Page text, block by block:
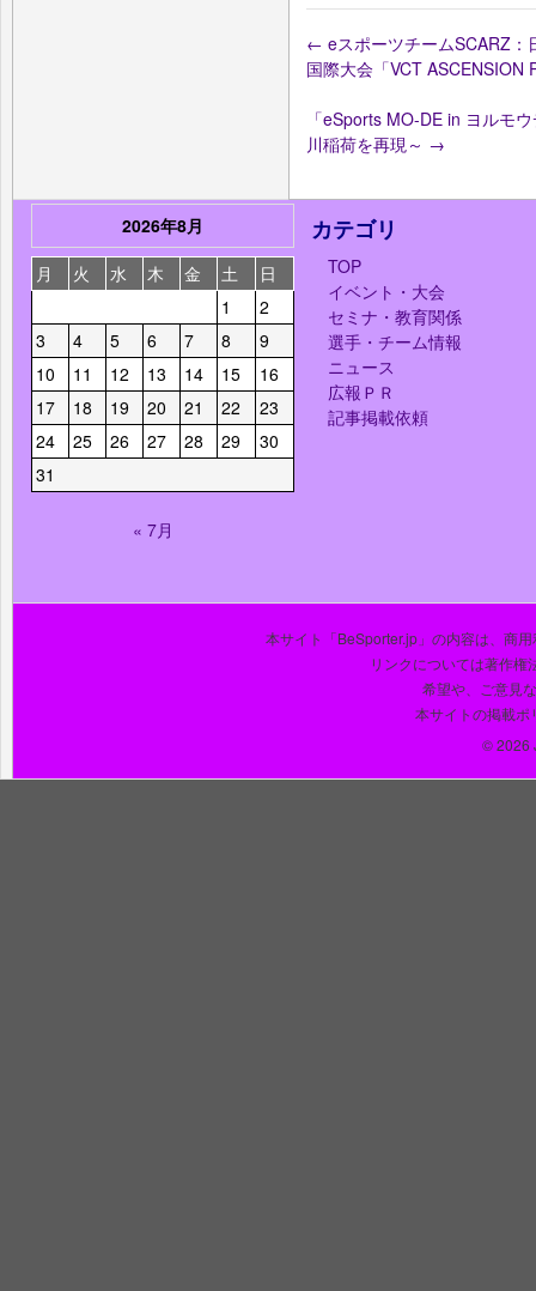
← eスポーツチームSCARZ：
国際大会「VCT ASCENSION
「eSports MO-DE in ヨル
川稲荷を再現～ →
2026年8月
月
火 水 木 金 土
日
1
2
3
4 5 6 7 8
9
10
11 12 13 14 15
16
17
18 19 20 21 22
23
24
25 26 27 28 29
30
31
« 7月
カテゴリ
TOP
イベント・大会
セミナ・教育関係
選手・チーム情報
ニュース
広報ＰＲ
記事掲載依頼
本サイト「BeSporter.jp」の内容は、商
リンクについては著作権
希望や、ご意見
本サイトの掲載ポ
© 2026